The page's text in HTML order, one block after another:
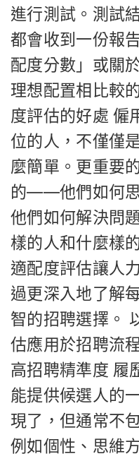
進行測試。測試
都會收到一份報
配度分數」或關
理想配置相比較
度評估的好處 僱
位的人，不僅僅
麼簡單。更重要
的——他們如何思
他們如何解決問
樣的人和什麼樣
適配度評估讓人
過更深入地了解
智的招聘選擇。
估應用於招聘流
高招聘精準度 履
能提供候選人的
現了，但通常不
例如個性、思維